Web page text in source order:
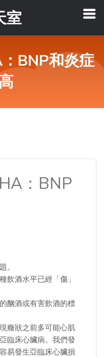
室
BNP和炎症
：BNP
。
飲酒水平已經「傷」
酗酒或有害飲酒的標
癥狀之前多可能心肌
臨床心臟病。我們發
易發生亞臨床心臟損